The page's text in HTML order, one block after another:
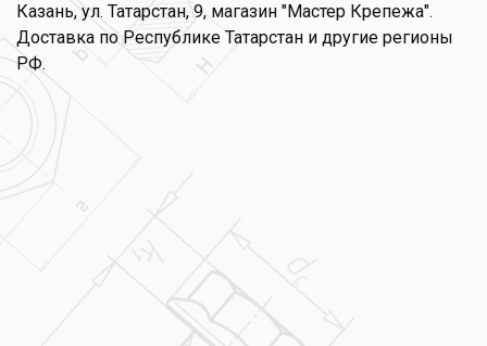
Казань, ул. Татарстан, 9, магазин "Мастер Крепежа".
Доставка по Республике Татарстан и другие регионы
РФ.